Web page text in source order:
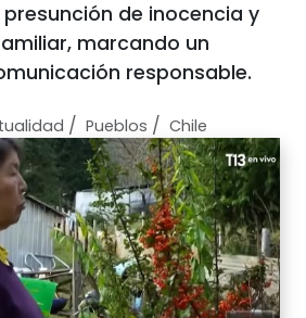
de inocencia y
marcando un
responsable.
/ Pueblos / Chile